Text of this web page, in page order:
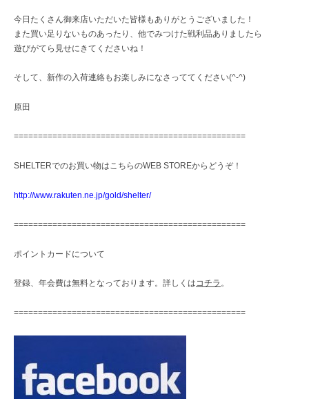
今日たくさん御来店いただいた皆様もありがとうございました！
また買い足りないものあったり、他でみつけた戦利品ありましたら
遊びがてら見せにきてくださいね！
そして、新作の入荷連絡もお楽しみになさっててください(^-^)
原田
================================================
SHELTERでのお買い物はこちらのWEB STOREからどうぞ！
http://www.rakuten.ne.jp/gold/shelter/
================================================
ポイントカードについて
登録、年会費は無料となっております。詳しくはコチラ 。
================================================